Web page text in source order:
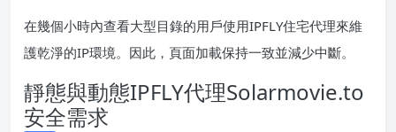
在幾個小時內查看大型目錄的用戶使用IPFLY住宅代理來維
護乾淨的IP環境。因此，頁面加載保持一致並減少中斷。
靜態與動態IPFLY代理Solarmovie.to
安全需求